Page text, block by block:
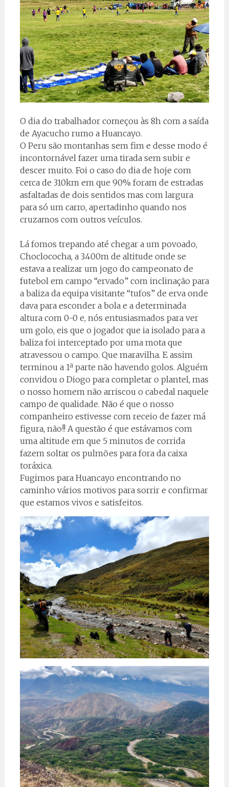
O dia do trabalhador começou às 8h com a saída
de Ayacucho rumo a Huancayo.
O Peru são montanhas sem fim e desse modo é
incontornável fazer uma tirada sem subir e
descer muito. Foi o caso do dia de hoje com
cerca de 310km em que 90% foram de estradas
asfaltadas de dois sentidos mas com largura
para só um carro, apertadinho quando nos
cruzamos com outros veículos.
Lá fomos trepando até chegar a um povoado,
Choclococha, a 3.400m de altitude onde se
estava a realizar um jogo do campeonato de
futebol em campo “ervado” com inclinação para
a baliza da equipa visitante “tufos” de erva onde
dava para esconder a bola e a determinada
altura com 0-0 e, nós entusiasmados para ver
um golo, eis que o jogador que ia isolado para a
baliza foi interceptado por uma mota que
atravessou o campo. Que maravilha. E assim
terminou a 1ª parte não havendo golos. Alguém
convidou o Diogo para completar o plantel, mas
o nosso homem não arriscou o cabedal naquele
campo de qualidade. Não é que o nosso
companheiro estivesse com receio de fazer má
figura, não!! A questão é que estávamos com
uma altitude em que 5 minutos de corrida
fazem soltar os pulmões para fora da caixa
toráxica.
Fugimos para Huancayo encontrando no
caminho vários motivos para sorrir e confirmar
que estamos vivos e satisfeitos.